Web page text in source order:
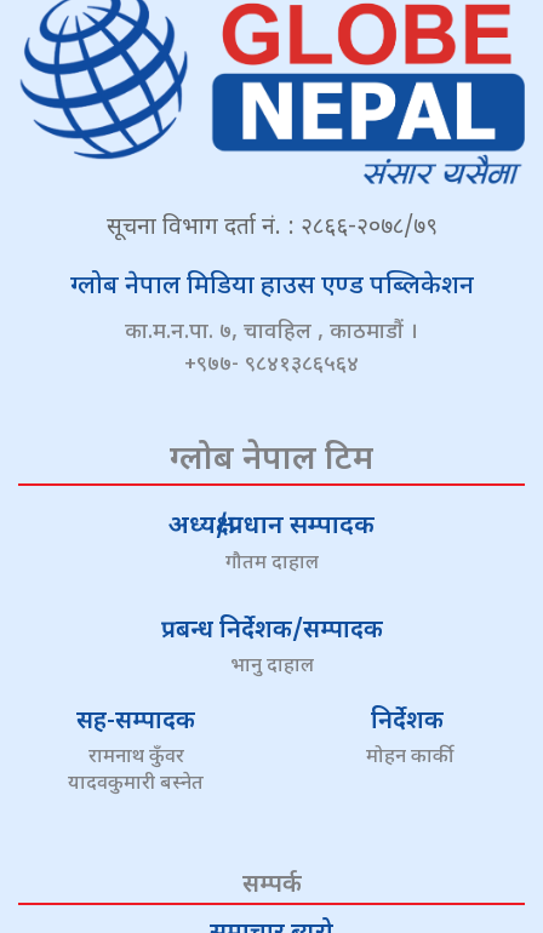
सूचना विभाग दर्ता नं. : २८६६-२०७८/७९
ग्लोब नेपाल मिडिया हाउस एण्ड पब्लिकेशन
का.म.न.पा. ७, चावहिल , काठमाडौं ।
+९७७- ९८४१३८६५६४
ग्लोब नेपाल टिम
अध्यक्ष/प्रधान सम्पादक
गौतम दाहाल
प्रबन्ध निर्देशक/सम्पादक
भानु दाहाल
सह-सम्पादक
रामनाथ कुँवर
यादवकुमारी बस्नेत
निर्देशक
मोहन कार्की
सम्पर्क